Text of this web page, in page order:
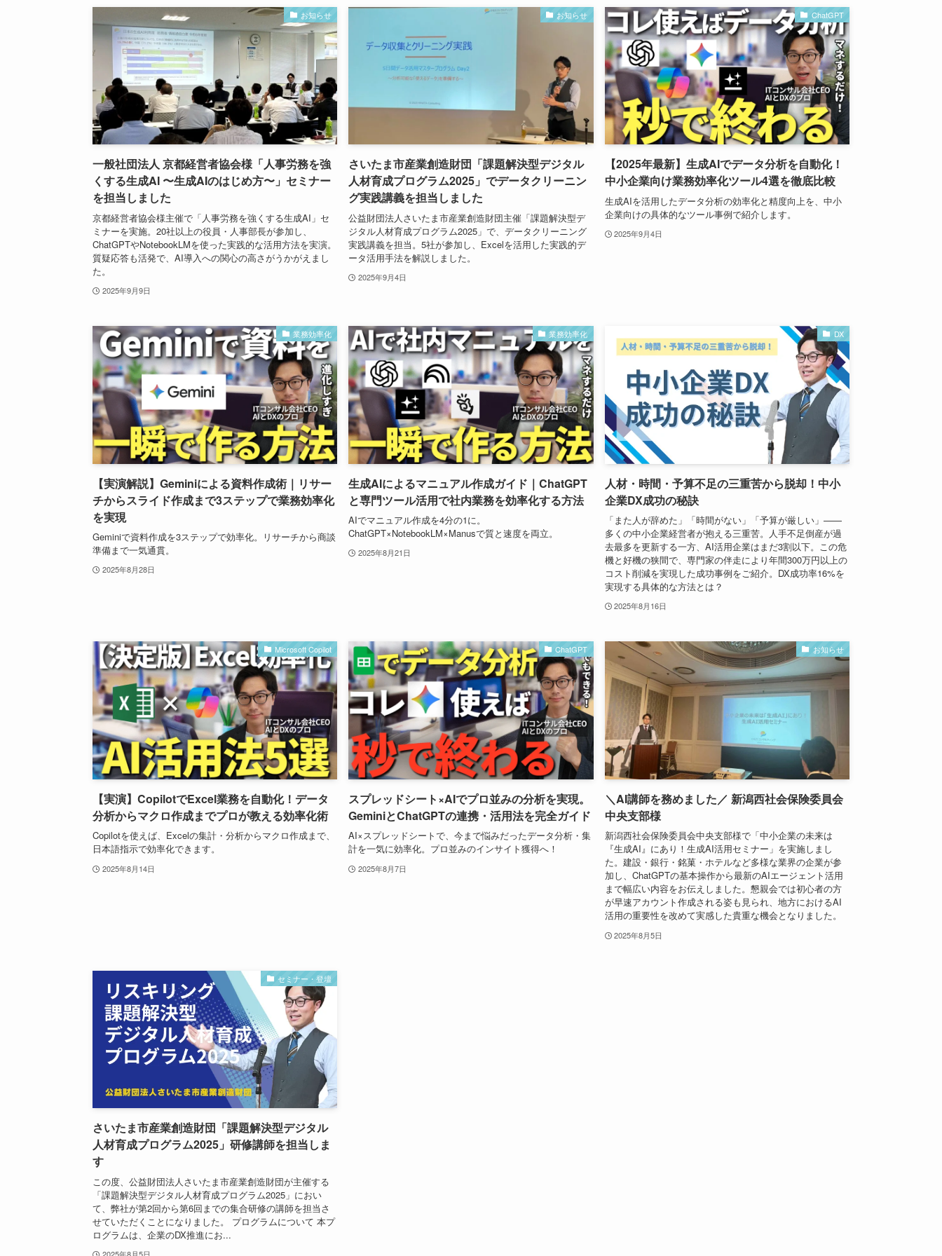
お知らせ
一般社団法人 京都経営者協会様「人事労務を強
くする生成AI 〜生成AIのはじめ方〜」セミナー
を担当しました
京都経営者協会様主催で「人事労務を強くする生成AI」セ
ミナーを実施。20社以上の役員・人事部長が参加し、
ChatGPTやNotebookLMを使った実践的な活用方法を実演。
質疑応答も活発で、AI導入への関心の高さがうかがえまし
た。
2025年9月9日
お知らせ
さいたま市産業創造財団「課題解決型デジタル
人材育成プログラム2025」でデータクリーニン
グ実践講義を担当しました
公益財団法人さいたま市産業創造財団主催「課題解決型デ
ジタル人材育成プログラム2025」で、データクリーニング
実践講義を担当。5社が参加し、Excelを活用した実践的デ
ータ活用手法を解説しました。
2025年9月4日
ChatGPT
【2025年最新】生成AIでデータ分析を自動化！
中小企業向け業務効率化ツール4選を徹底比較
生成AIを活用したデータ分析の効率化と精度向上を、中小
企業向けの具体的なツール事例で紹介します。
2025年9月4日
業務効率化
【実演解説】Geminiによる資料作成術｜リサー
チからスライド作成まで3ステップで業務効率化
を実現
Geminiで資料作成を3ステップで効率化。リサーチから商談
準備まで一気通貫。
2025年8月28日
業務効率化
生成AIによるマニュアル作成ガイド｜ChatGPT
と専門ツール活用で社内業務を効率化する方法
AIでマニュアル作成を4分の1に。
ChatGPT×NotebookLM×Manusで質と速度を両立。
2025年8月21日
DX
人材・時間・予算不足の三重苦から脱却！中小
企業DX成功の秘訣
「また人が辞めた」「時間がない」「予算が厳しい」——
多くの中小企業経営者が抱える三重苦。人手不足倒産が過
去最多を更新する一方、AI活用企業はまだ3割以下。この危
機と好機の狭間で、専門家の伴走により年間300万円以上の
コスト削減を実現した成功事例をご紹介。DX成功率16%を
実現する具体的な方法とは？
2025年8月16日
Microsoft Copilot
【実演】CopilotでExcel業務を自動化！データ
分析からマクロ作成までプロが教える効率化術
Copilotを使えば、Excelの集計・分析からマクロ作成まで、
日本語指示で効率化できます。
2025年8月14日
ChatGPT
スプレッドシート×AIでプロ並みの分析を実現。
GeminiとChatGPTの連携・活用法を完全ガイド
AI×スプレッドシートで、今まで悩みだったデータ分析・集
計を一気に効率化。プロ並みのインサイト獲得へ！
2025年8月7日
お知らせ
＼AI講師を務めました／ 新潟西社会保険委員会
中央支部様
新潟西社会保険委員会中央支部様で「中小企業の未来は
『生成AI』にあり！生成AI活用セミナー」を実施しまし
た。建設・銀行・銘菓・ホテルなど多様な業界の企業が参
加し、ChatGPTの基本操作から最新のAIエージェント活用
まで幅広い内容をお伝えしました。懇親会では初心者の方
が早速アカウント作成される姿も見られ、地方におけるAI
活用の重要性を改めて実感した貴重な機会となりました。
2025年8月5日
セミナー・登壇
さいたま市産業創造財団「課題解決型デジタル
人材育成プログラム2025」研修講師を担当しま
す
この度、公益財団法人さいたま市産業創造財団が主催する
「課題解決型デジタル人材育成プログラム2025」におい
て、弊社が第2回から第6回までの集合研修の講師を担当さ
せていただくことになりました。 プログラムについて 本プ
ログラムは、企業のDX推進にお...